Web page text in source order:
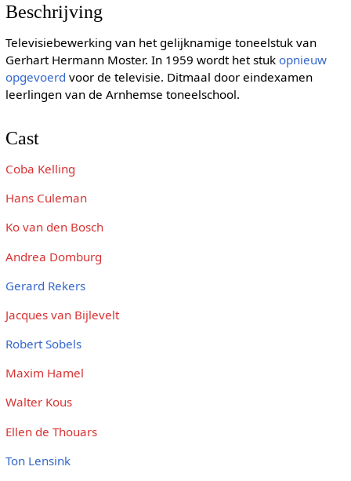
Beschrijving
Televisiebewerking van het gelijknamige toneelstuk van
Gerhart Hermann Moster. In 1959 wordt het stuk opnieuw
opgevoerd voor de televisie. Ditmaal door eindexamen
leerlingen van de Arnhemse toneelschool.
Cast
Coba Kelling
Hans Culeman
Ko van den Bosch
Andrea Domburg
Gerard Rekers
Jacques van Bijlevelt
Robert Sobels
Maxim Hamel
Walter Kous
Ellen de Thouars
Ton Lensink